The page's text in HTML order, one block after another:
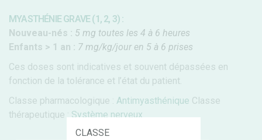
MYASTHÉNIE GRAVE (1, 2, 3) :
Nouveau-nés : 5 mg toutes les 4 à 6 heures
Enfants > 1 an : 7 mg/kg/jour en 5 à 6 prises
Ces doses sont indicatives et souvent dépassées en
fonction de la tolérance et l’état du patient.
Classe pharmacologique : Antimyasthénique Classe
thérapeutique : Système nerveux
CLASSE